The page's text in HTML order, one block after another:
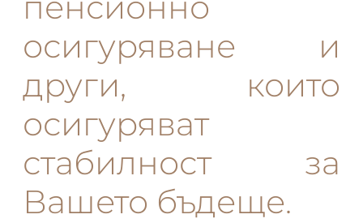
осигуряване и
други, които
осигуряват
стабилност за
Вашето бъдеще.